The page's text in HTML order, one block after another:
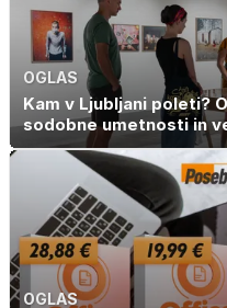
OGLAS
Kam v Ljubljani poleti?
sodobne umetnosti in
OGLAS